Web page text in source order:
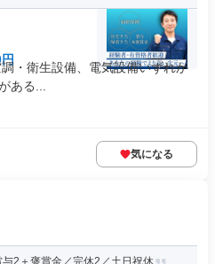
・衛生設備、電気設備いずれか
ある...
気になる
2＋褒賞金／完休2／土日祝休